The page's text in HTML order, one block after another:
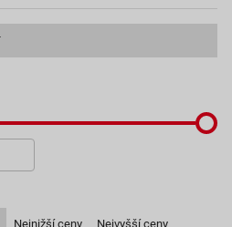
Nejnižší ceny Nejvyšší ceny